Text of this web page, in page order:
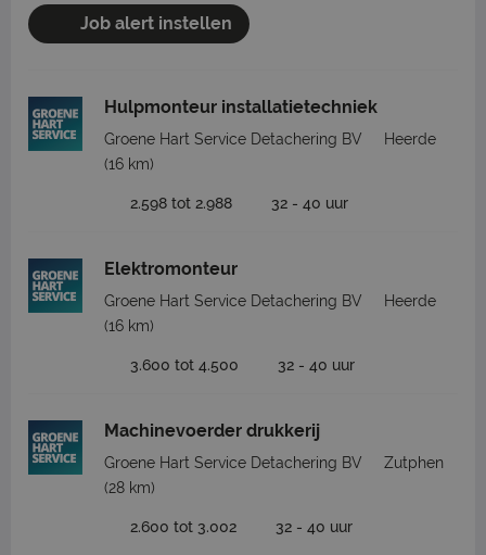
Job alert instellen
Hulpmonteur installatietechniek
Groene Hart Service Detachering BV
Heerde
(16 km)
2.598 tot 2.988 32 - 40 uur
Elektromonteur
Groene Hart Service Detachering BV
Heerde
(16 km)
3.600 tot 4.500 32 - 40 uur
Machinevoerder drukkerij
Groene Hart Service Detachering BV
Zutphen
(28 km)
2.600 tot 3.002 32 - 40 uur